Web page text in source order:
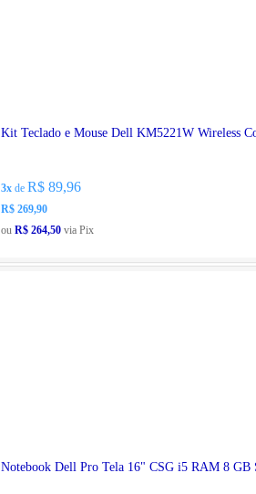
Kit Teclado e Mouse Dell KM5221W Wireless
3x deR$ 89,96
R$ 269,90
ouR$ 264,50 via Pix
Notebook Dell Pro Tela 16" CSG i5 RAM 8 GB